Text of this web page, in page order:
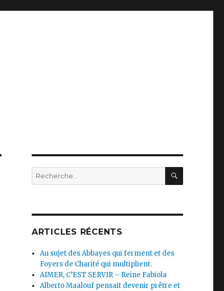
Recherche
pour
ARTICLES RÉCENTS
Au sujet des Abbayes qui ferment et des
Foyers de Charité qui multiplient.
AIMER, C’EST SERVIR – Reine Fabiola
Alberto Maalouf pensait devenir prêtre et